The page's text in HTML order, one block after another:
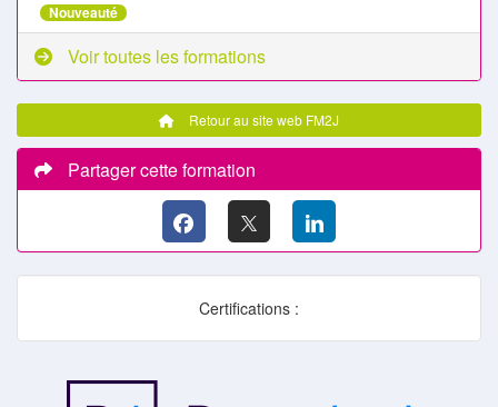
Nouveauté
Voir toutes les formations
Retour au site web FM2J
Partager cette formation
Certifications :